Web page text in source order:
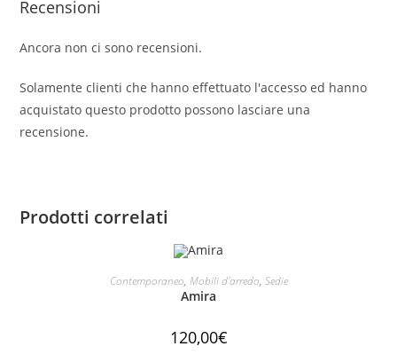
Recensioni
Ancora non ci sono recensioni.
Solamente clienti che hanno effettuato l'accesso ed hanno
acquistato questo prodotto possono lasciare una
recensione.
Prodotti correlati
AGGIUNGI AL CARRELLO
Contemporaneo, Mobili d'arredo, Sedie
Amira
120,00€